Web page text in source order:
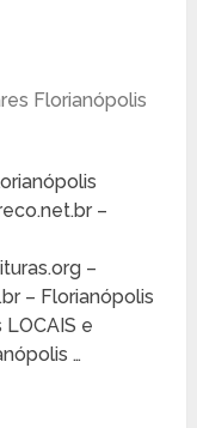
Florianópolis
–
–
– Florianópolis
e
…